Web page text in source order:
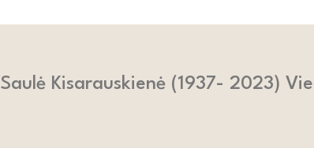
Saulė Kisarauskienė (1937- 2023)